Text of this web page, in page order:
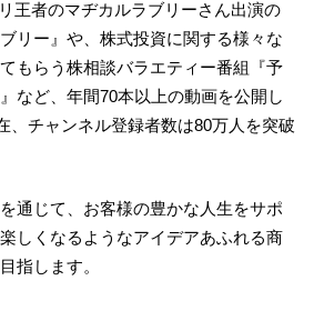
王者のマヂカルラブリーさん出演の
リー』や、株式投資に関する様々な
もらう株相談バラエティー番組『予
など、年間70本以上の動画を公開し
、チャンネル登録者数は80万人を突破
通じて、お客様の豊かな人生をサポ
しくなるようなアイデアあふれる商
指します。